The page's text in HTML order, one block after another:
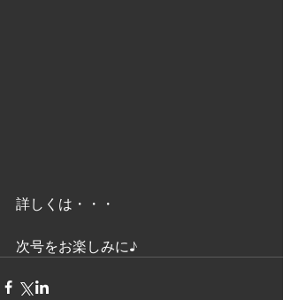
詳しくは・・・
次号をお楽しみに♪